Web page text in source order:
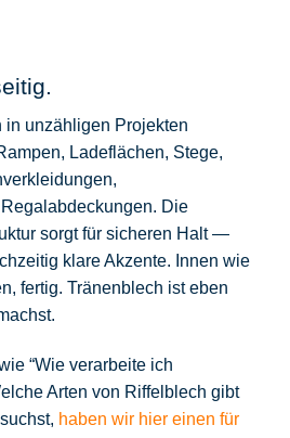
in unzähligen Projekten
Ladeflächen, Stege,
Die
sorgt für sicheren Halt —
klare Akzente. Innen wie
fertig. Tränenblech ist eben
“Wie verarbeite ich
Arten von Riffelblech gibt
haben wir hier einen für